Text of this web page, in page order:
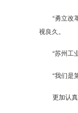
“勇立改
视良久。
“苏州工
“我们是
更加认